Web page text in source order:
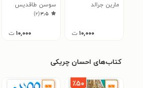
مارین جرالد
۱۰,۰۰۰ ت
تنبل
سوسن طاقدیس
۳٫۵(۲)
۱۰,۰۰۰ ت
کتاب‌های احسان چریکی
٪۵۰